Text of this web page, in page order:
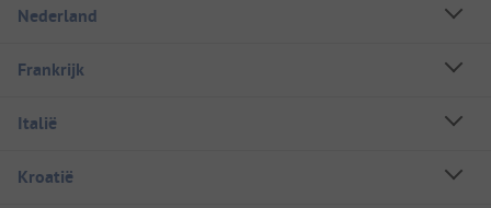
Nederland
Frankrijk
Italië
Kroatië